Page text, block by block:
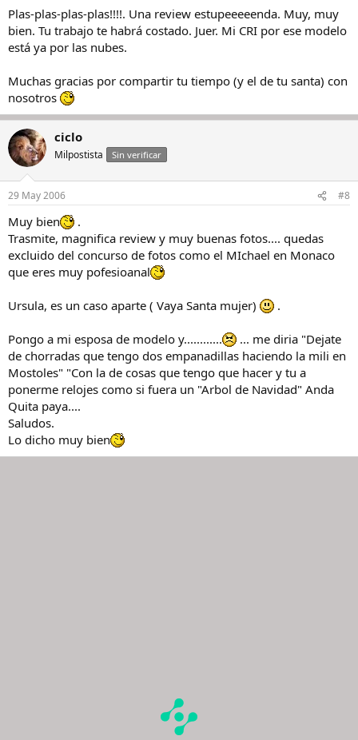
Plas-plas-plas-plas!!!!. Una review estupeeeeenda. Muy, muy
bien. Tu trabajo te habrá costado. Juer. Mi CRI por ese modelo
está ya por las nubes.
Muchas gracias por compartir tu tiempo (y el de tu santa) con
nosotros
ciclo
Milpostista Sin verificar
29 May 2006 #8
Muy bien
.
Trasmite, magnifica review y muy buenas fotos.... quedas
excluido del concurso de fotos como el MIchael en Monaco
que eres muy pofesioanal
Ursula, es un caso aparte ( Vaya Santa mujer) .
Pongo a mi esposa de modelo y............
... me diria "Dejate
de chorradas que tengo dos empanadillas haciendo la mili en
Mostoles" "Con la de cosas que tengo que hacer y tu a
ponerme relojes como si fuera un "Arbol de Navidad" Anda
Quita paya....
Saludos.
Lo dicho muy bien